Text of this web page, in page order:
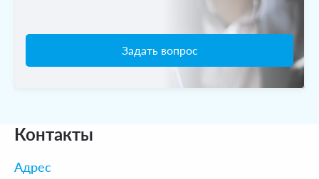
Задать вопрос
Контакты
Адрес